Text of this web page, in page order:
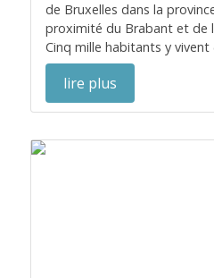
de Bruxelles dans la
proximité du Brabant et de
Cinq mille habitants y vivent
lire plus